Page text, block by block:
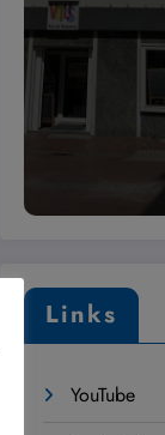
Links
YouTube